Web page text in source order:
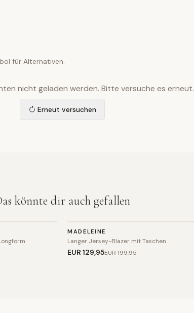
für Alternativen.
nicht geladen werden. Bitte versuche es erneut.
Erneut versuchen
könnte dir auch gefallen
SALE
BLAZER
MADELEINE
Langer Jersey-Blazer mit Taschen
EUR 129,95EUR 199,95